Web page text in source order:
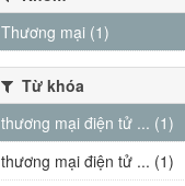
Thương mại (1)
Từ khóa
thương mại điện tử ... (1)
thương mại điện tử ... (1)